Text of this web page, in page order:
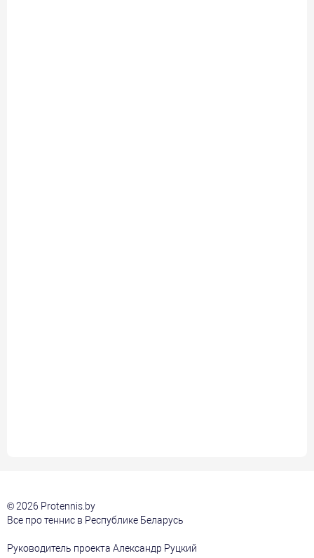
© 2026 Protennis.by
Все про теннис в Республике Беларусь
Руководитель проекта Александр Руцкий